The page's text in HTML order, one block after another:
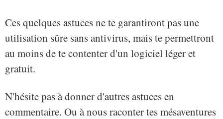
Ces quelques astuces ne te garantiront pas une
utilisation sûre sans antivirus, mais te permettront
au moins de te contenter d'un logiciel léger et
gratuit.
N'hésite pas à donner d'autres astuces en
commentaire. Ou à nous raconter tes mésaventures